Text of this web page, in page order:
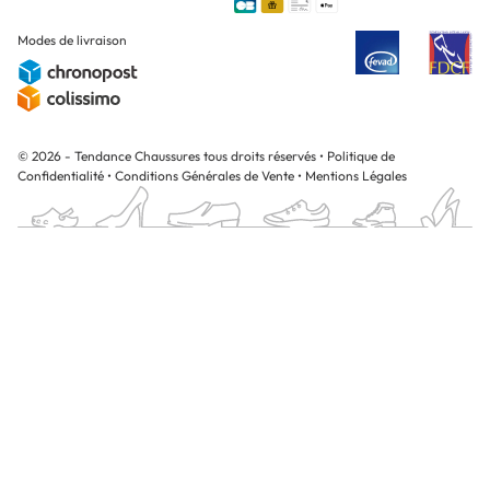
Modes de livraison
© 2026 - Tendance Chaussures tous droits réservés • Politique de
Confidentialité • Conditions Générales de Vente • Mentions Légales